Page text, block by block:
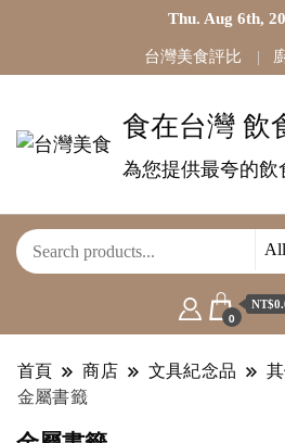
Thu. Aug 6th,
台灣美食評比
食在台灣 飲
為您提供最夸的飲
0
首頁 商店 文具紀念品
金屬書籤